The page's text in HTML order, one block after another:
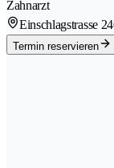
Zahnarzt
Einschlagstrasse 2
Termin reservieren